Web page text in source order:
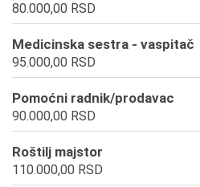
80.000,00 RSD
Medicinska sestra - vaspitač
95.000,00 RSD
Pomoćni radnik/prodavac
90.000,00 RSD
Roštilj majstor
110.000,00 RSD